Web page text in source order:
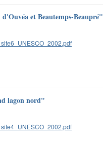
et Beautemps-Beaupré"
lagon nord"